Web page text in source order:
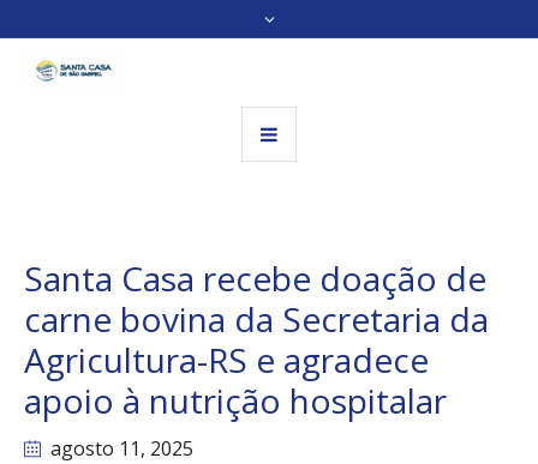
Santa Casa recebe doação de
carne bovina da Secretaria da
Agricultura-RS e agradece
apoio à nutrição hospitalar
agosto 11, 2025